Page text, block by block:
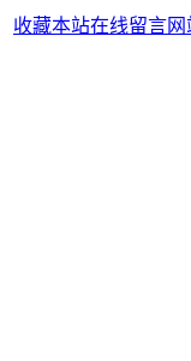
收藏本站在线留言